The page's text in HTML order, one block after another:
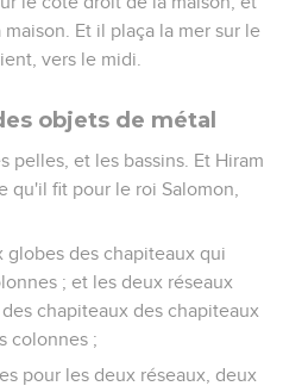
Et il plaça la mer sur le
vers le midi.
objets de métal
pelles, et les bassins. Et Hiram
qu'il fit pour le roi Salomon,
globes des chapiteaux qui
; et les deux réseaux
chapiteaux des chapiteaux
colonnes ;
pour les deux réseaux, deux